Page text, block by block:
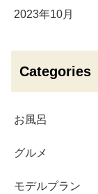
2023年10月
Categories
お風呂
グルメ
モデルプラン